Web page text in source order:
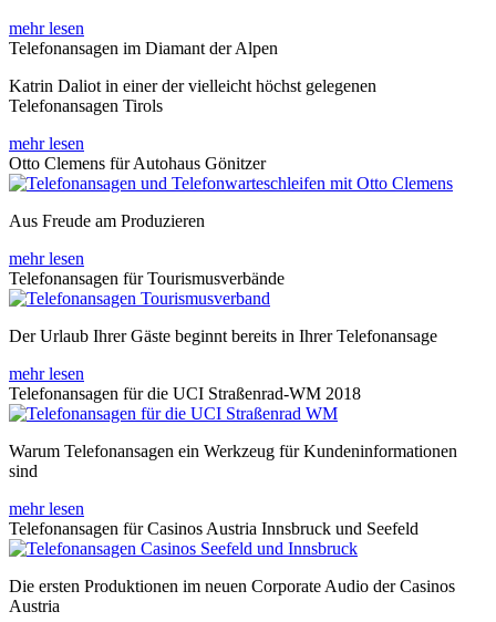
mehr lesen
Telefonansagen im Diamant der Alpen
Katrin Daliot in einer der vielleicht höchst gelegenen
Telefonansagen Tirols
mehr lesen
Otto Clemens für Autohaus Gönitzer
Aus Freude am Produzieren
mehr lesen
Telefonansagen für Tourismusverbände
Der Urlaub Ihrer Gäste beginnt bereits in Ihrer Telefonansage
mehr lesen
Telefonansagen für die UCI Straßenrad-WM 2018
Warum Telefonansagen ein Werkzeug für Kundeninformationen
sind
mehr lesen
Telefonansagen für Casinos Austria Innsbruck und Seefeld
Die ersten Produktionen im neuen Corporate Audio der Casinos
Austria